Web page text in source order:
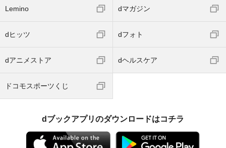
Lemino dマガジン
dヒッツ dフォト
dアニメストア dヘルスケア
ドコモスポーツくじ
dブックアプリのダウンロードはコチラ